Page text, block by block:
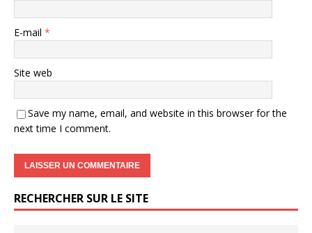
E-mail *
Site web
Save my name, email, and website in this browser for the
next time I comment.
RECHERCHER SUR LE SITE